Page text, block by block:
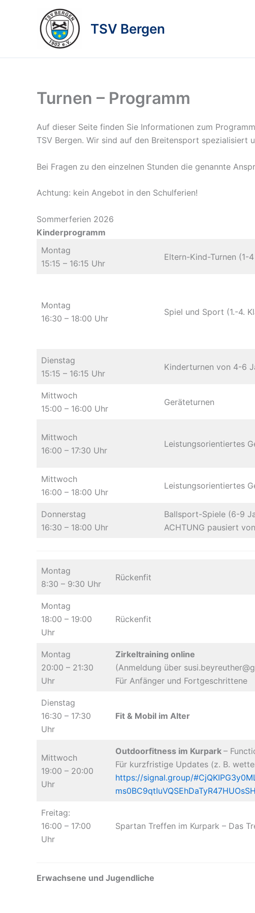
TSV Bergen
Turnen – Programm
Auf dieser Seite finden Sie Informationen zum
TSV Bergen. Wir sind auf den Breitensport spezialisiert
Bei Fragen zu den einzelnen Stunden die genannte
Achtung: kein Angebot in den Schulferien!
Sommerferien 2026
Kinderprogramm
Montag
15:15 – 16:15 Uhr
Eltern-Kind-Turnen (1-
Montag
16:30 – 18:00 Uhr
Spiel und Sport (1.-4.
Dienstag
15:15 – 16:15 Uhr
Kinderturnen von 4-6
Mittwoch
15:00 – 16:00 Uhr
Geräteturnen
Mittwoch
16:00 – 17:30 Uhr
Leistungsorientiertes
Mittwoch
16:00 – 18:00 Uhr
Leistungsorientiertes
Donnerstag
16:30 – 18:00 Uhr
Ballsport-Spiele (6-9
ACHTUNG pausiert
Montag
8:30 – 9:30 Uhr
Rückenfit
Montag
18:00 – 19:00
Uhr
Rückenfit
Montag
20:00 – 21:30
Uhr
Zirkeltraining online
(Anmeldung über
Für Anfänger und Fortgeschrittene
Dienstag
16:30 – 17:30
Uhr
Fit & Mobil im Alter
Mittwoch
19:00 – 20:00
Uhr
Outdoorfitness im Kurpark –
Für kurzfristige Updates (z. B.
https://signal.group/
Freitag:
16:00 – 17:00
Uhr
Spartan Treffen im Kurpark – Das
Erwachsene und Jugendliche